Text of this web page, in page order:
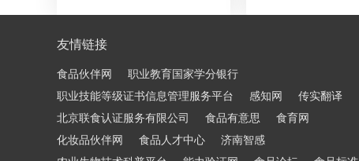
友情链接
食品伙伴网
职业教育国家学分银行
职业技能等级证书信息管理服务平台
感知网
传实翻译
北京联食认证服务有限公司
食品有意思
食育网
化妆品伙伴网
食品人才中心
济南智感